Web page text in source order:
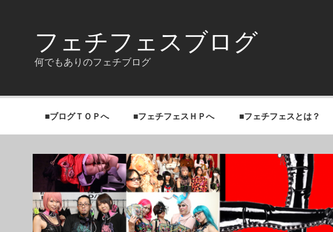
フェチフェスブログ
何でもありのフェチブログ
■ブログＴＯＰへ ■フェチフェスＨＰへ ■フェチフェスとは？